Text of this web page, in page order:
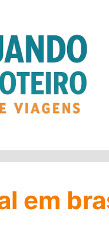
em